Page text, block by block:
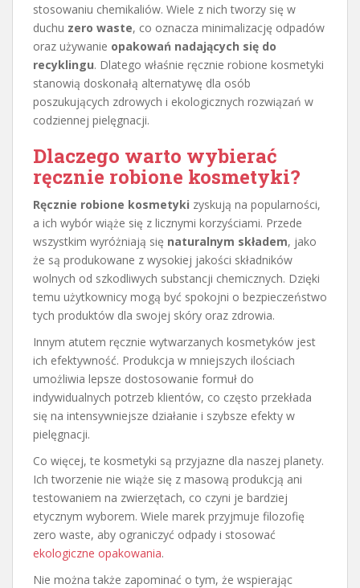
stosowaniu chemikaliów. Wiele z nich tworzy się w
duchu zero waste, co oznacza minimalizację odpadów
oraz używanie opakowań nadających się do
recyklingu. Dlatego właśnie ręcznie robione kosmetyki
stanowią doskonałą alternatywę dla osób
poszukujących zdrowych i ekologicznych rozwiązań w
codziennej pielęgnacji.
Dlaczego warto wybierać
ręcznie robione kosmetyki?
Ręcznie robione kosmetyki zyskują na popularności,
a ich wybór wiąże się z licznymi korzyściami. Przede
wszystkim wyróżniają się naturalnym składem, jako
że są produkowane z wysokiej jakości składników
wolnych od szkodliwych substancji chemicznych. Dzięki
temu użytkownicy mogą być spokojni o bezpieczeństwo
tych produktów dla swojej skóry oraz zdrowia.
Innym atutem ręcznie wytwarzanych kosmetyków jest
ich efektywność. Produkcja w mniejszych ilościach
umożliwia lepsze dostosowanie formuł do
indywidualnych potrzeb klientów, co często przekłada
się na intensywniejsze działanie i szybsze efekty w
pielęgnacji.
Co więcej, te kosmetyki są przyjazne dla naszej planety.
Ich tworzenie nie wiąże się z masową produkcją ani
testowaniem na zwierzętach, co czyni je bardziej
etycznym wyborem. Wiele marek przyjmuje filozofię
zero waste, aby ograniczyć odpady i stosować
ekologiczne opakowania.
Nie można także zapominać o tym, że wspierając